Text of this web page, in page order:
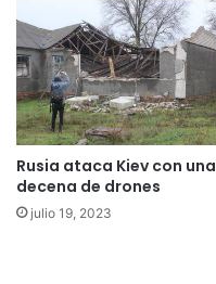
Rusia ataca Kiev con una
decena de drones
julio 19, 2023